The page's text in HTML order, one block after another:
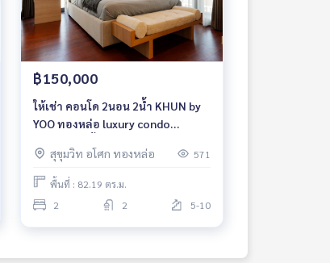
฿150,000
ให้เช่า คอนโด 2นอน 2น้ำ KHUN by
YOO ทองหล่อ luxury condo
ทองหล่อ เอ็มควอเทียร์ นานาชาติ
St. Andrews
สุขุมวิท อโศก ทองหล่อ 571
พื้นที่ : 82.19 ตร.ม.
2
2 5-10